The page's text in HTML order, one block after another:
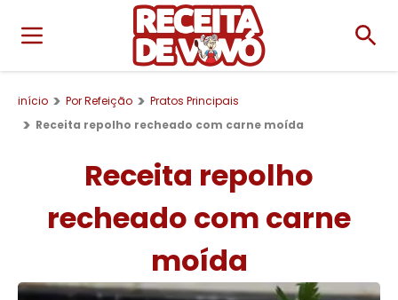
início Por Refeição
Pratos Principais
Receita repolho recheado com carne moída
Receita repolho
recheado com carne
moída